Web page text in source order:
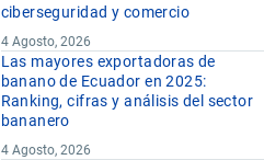
ciberseguridad y comercio
4 Agosto, 2026
Las mayores exportadoras de
banano de Ecuador en 2025:
Ranking, cifras y análisis del sector
bananero
4 Agosto, 2026